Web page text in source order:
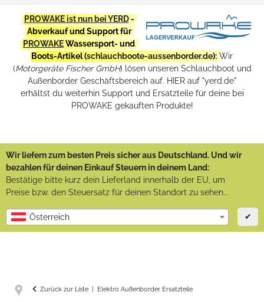
PROWAKE ist nun bei YERD-
Abverkauf und Support für
PROWAKEWassersport- und
Boots-Artikel (schlauchboote-aussenborder.de): Wir
(Motorgeräte Fischer GmbH) lösen unseren Schlauchboot und
Außenborder Geschäftsbereich auf. HIER auf "yerd.de"
erhältst du weiterhin Support und Ersatzteile für deine bei
PROWAKE gekauften Produkte!
Wir liefern zum besten Preis sicher aus Deutschland. Und wir
bezahlen für deinen Einkauf Steuern in deinem Land:
Bestätige bitte kurz dein Lieferland innerhalb der EU, um
Preise bzw. den Steuersatz für deinen Standort zu sehen...
Österreich ✔
Zurück zur Liste Elektro Außenborder Ersatzteile